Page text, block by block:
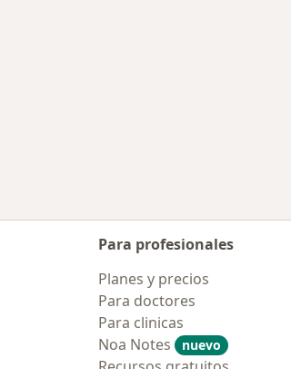
Para profesionales
Planes y precios
Para doctores
Para clinicas
Noa Notes
nuevo